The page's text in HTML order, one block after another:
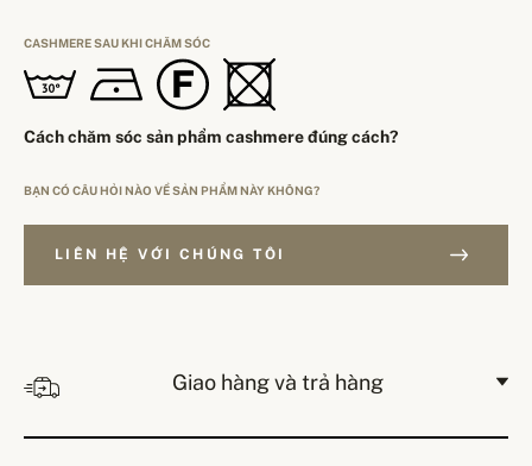
CASHMERE SAU KHI CHĂM SÓC
Cách chăm sóc sản phẩm cashmere đúng cách?
BẠN CÓ CÂU HỎI NÀO VỀ SẢN PHẨM NÀY KHÔNG?
LIÊN HỆ VỚI CHÚNG TÔI
Giao hàng và trả hàng